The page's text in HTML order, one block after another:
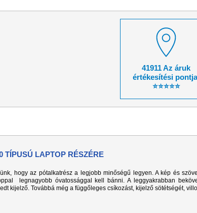
41911 Az áruk
értékesítési
⭐⭐⭐⭐⭐
TÍPUSÚ LAPTOP RÉSZÉRE
hogy az pótalkatrész a legjobb minőségű legyen. A kép és
legnagyobb óvatossággal kell bánni. A leggyakrabban
kijelző. Továbbá még a függőleges csíkozást, kijelző sötétségét,